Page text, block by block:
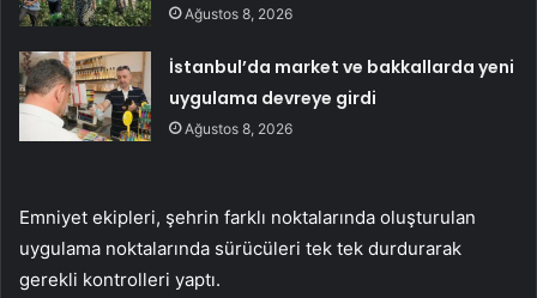
Ağustos 8, 2026
İstanbul’da market ve bakkallarda yeni
uygulama devreye girdi
Ağustos 8, 2026
Emniyet ekipleri, şehrin farklı noktalarında oluşturulan
uygulama noktalarında sürücüleri tek tek durdurarak
gerekli kontrolleri yaptı.